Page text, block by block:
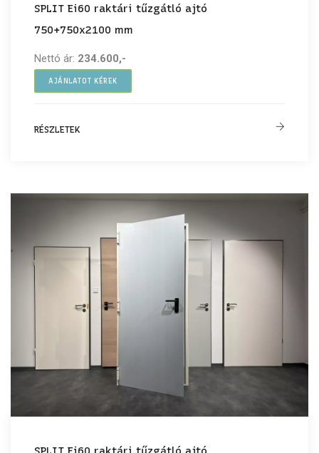
SPLIT Ei60 raktári tűzgátló ajtó
750+750x2100 mm
Nettó ár: 234.600,-
AJÁNLATOT KÉREK
RÉSZLETEK